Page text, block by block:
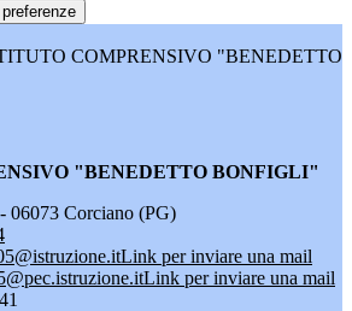
COMPRENSIVO "BENEDETTO
"BENEDETTO BONFIGLI"
06073 Corciano (PG)
Link per inviare una mail
Link per inviare una mail